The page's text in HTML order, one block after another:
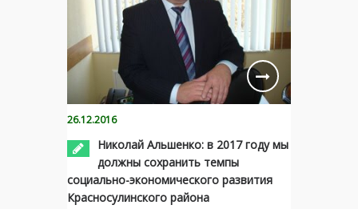
26.12.2016
Николай Альшенко: в 2017 году мы
должны сохранить темпы
социально-экономического развития
Красносулинского района